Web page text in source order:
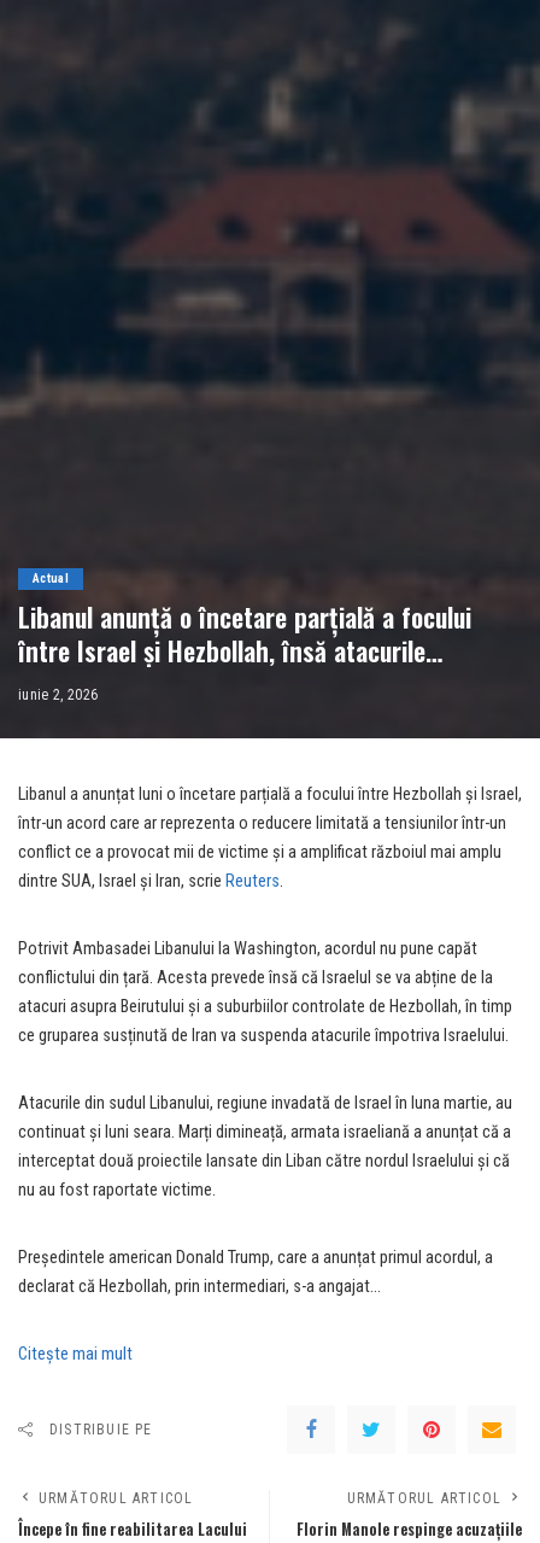
Actual
Libanul anunță o încetare parțială a focului
între Israel și Hezbollah, însă atacurile
continuă
iunie 2, 2026
Libanul a anunțat luni o încetare parțială a focului între Hezbollah și Israel,
într-un acord care ar reprezenta o reducere limitată a tensiunilor într-un
conflict ce a provocat mii de victime și a amplificat războiul mai amplu
dintre SUA, Israel și Iran, scrie Reuters.
Potrivit Ambasadei Libanului la Washington, acordul nu pune capăt
conflictului din țară. Acesta prevede însă că Israelul se va abține de la
atacuri asupra Beirutului și a suburbiilor controlate de Hezbollah, în timp
ce gruparea susținută de Iran va suspenda atacurile împotriva Israelului.
Atacurile din sudul Libanului, regiune invadată de Israel în luna martie, au
continuat și luni seara. Marți dimineață, armata israeliană a anunțat că a
interceptat două proiectile lansate din Liban către nordul Israelului și că
nu au fost raportate victime.
Președintele american Donald Trump, care a anunțat primul acordul, a
declarat că Hezbollah, prin intermediari, s-a angajat…
Citeşte mai mult
DISTRIBUIE PE
URMĂTORUL ARTICOL
Începe în fine reabilitarea Lacului
URMĂTORUL ARTICOL
Florin Manole respinge acuzațiile